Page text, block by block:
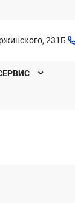
231Б